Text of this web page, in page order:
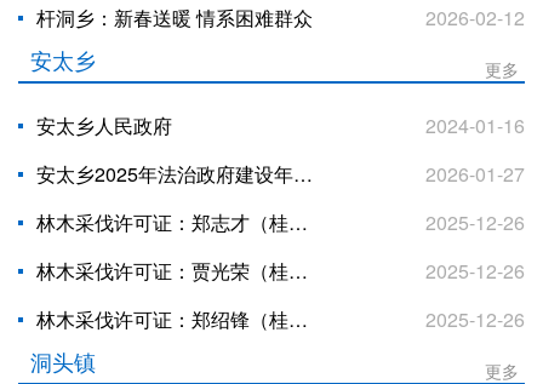
杆洞乡：新春送暖 情系困难群众
2026-02-12
安太乡 更多
安太乡人民政府
2024-01-16
安太乡2025年法治政府建设年度报告
2026-01-27
林木采伐许可证：郑志才（桂NO.03180113）公示
2025-12-26
林木采伐许可证：贾光荣（桂NO.03180115）公示
2025-12-26
林木采伐许可证：郑绍锋（桂NO.03180114）公示
2025-12-26
洞头镇 更多